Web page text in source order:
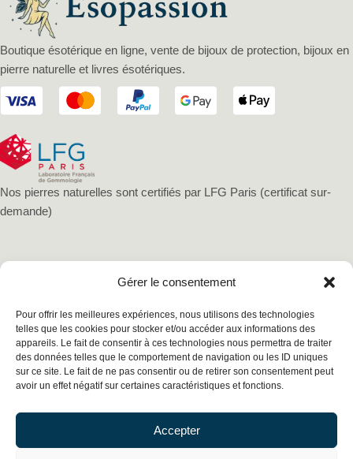
Gérer le consentement
Pour offrir les meilleures expériences, nous utilisons des technologies
telles que les cookies pour stocker et/ou accéder aux informations des
appareils. Le fait de consentir à ces technologies nous permettra de traiter
des données telles que le comportement de navigation ou les ID uniques
sur ce site. Le fait de ne pas consentir ou de retirer son consentement peut
avoir un effet négatif sur certaines caractéristiques et fonctions.
Accepter
Boutique ésotérique en ligne, vente de bijoux de protection, bijoux en
pierre naturelle et livres ésotériques.
Nos pierres naturelles sont certifiés par LFG Paris (certificat sur-
demande)
Mentions légalesPolitique de confidentialité
Conditions générales de vente